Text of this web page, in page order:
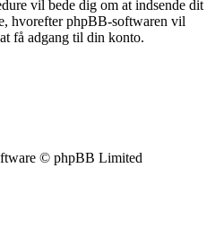
vil bede dig om at indsende dit
hvorefter phpBB-softwaren vil
få adgang til din konto.
© phpBB Limited